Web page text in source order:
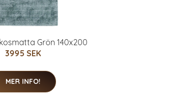
Grön 140x200
3995 SEK
MER INFO!